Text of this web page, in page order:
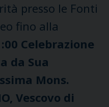
presso le Fonti
fino alla
Celebrazione
da Sua
Mons.
Vescovo di